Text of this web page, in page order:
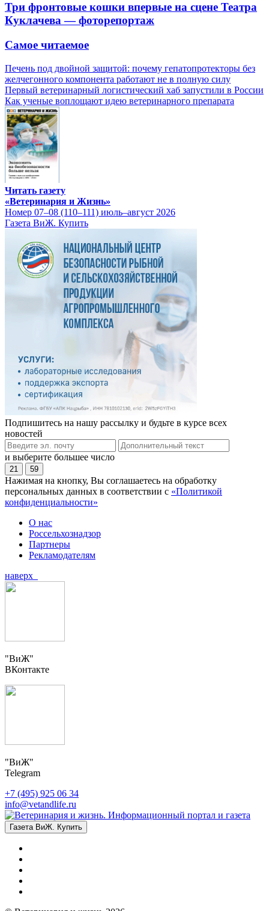
Три фронтовые кошки впервые на сцене Театра
Куклачева — фоторепортаж
Самое читаемое
Печень под двойной защитой: почему гепатопротекторы без
желчегонного компонента работают не в полную силу
Первый ветеринарный логистический хаб запустили в России
Как ученые воплощают идею ветеринарного препарата
Читать газету
«Ветеринария и Жизнь»
Номер 07–08 (110–111) июль–август 2026
Газета ВиЖ. Купить
Подпишитесь на нашу рассылку и будьте в курсе всех
новостей
и выберите большее число
21 59
Нажимая на кнопку, Вы соглашаетесь на обработку
персональных данных в соответствии с «Политикой
конфиденциальности»
О нас
Россельхознадзор
Партнеры
Рекламодателям
наверх
"ВиЖ"
ВКонтакте
"ВиЖ"
Telegram
+7 (495) 925 06 34
info@vetandlife.ru
Газета ВиЖ. Купить